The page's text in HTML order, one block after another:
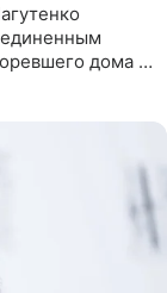
дома в